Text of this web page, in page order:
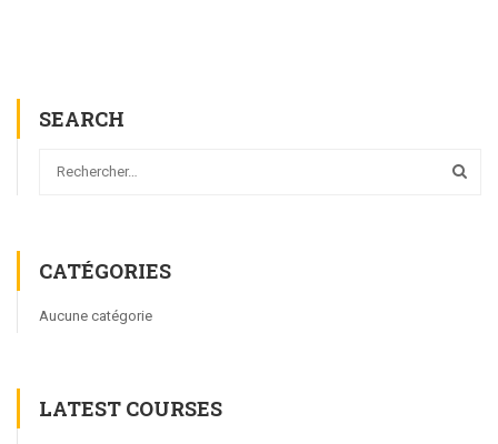
SEARCH
CATÉGORIES
Aucune catégorie
LATEST COURSES